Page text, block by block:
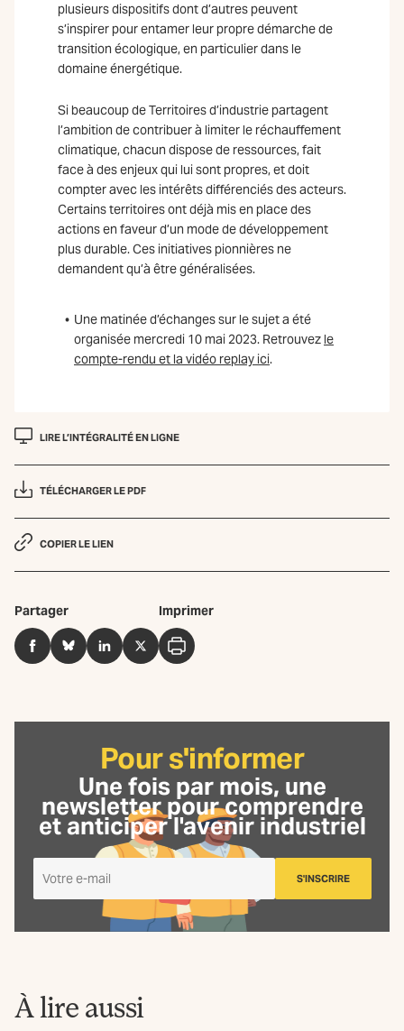
plusieurs dispositifs dont d’autres peuvent
s’inspirer pour entamer leur propre démarche de
transition écologique, en particulier dans le
domaine énergétique.
Si beaucoup de Territoires d’industrie partagent
l’ambition de contribuer à limiter le réchauffement
climatique, chacun dispose de ressources, fait
face à des enjeux qui lui sont propres, et doit
compter avec les intérêts différenciés des acteurs.
Certains territoires ont déjà mis en place des
actions en faveur d’un mode de développement
plus durable. Ces initiatives pionnières ne
demandent qu’à être généralisées.
Une matinée d’échanges sur le sujet a été
organisée mercredi 10 mai 2023. Retrouvez le
compte-rendu et la vidéo replay ici.
LIRE L’INTÉGRALITÉ EN LIGNE
TÉLÉCHARGER LE PDF
COPIER LE LIEN
Partager
FacebookBlueSkyLinkedInTwitter
Imprimer
Imprimer
Pour s'informer
Une fois par mois, une
newsletterpour comprendre
et anticiper l'avenir industriel
m'inscris
à
S'INSCRIRE
À lire aussi